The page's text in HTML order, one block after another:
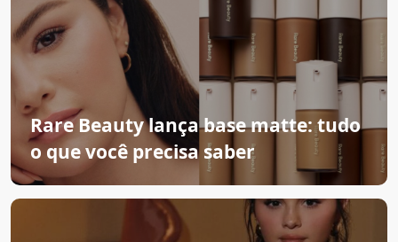
Rare Beauty lança base matte: tudo
o que você precisa saber